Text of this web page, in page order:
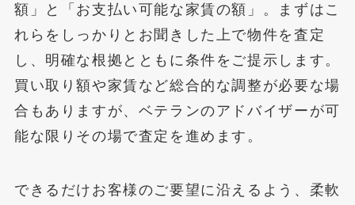
額」と「お支払い可能な家賃の額」。まずはこ
れらをしっかりとお聞きした上で物件を査定
し、明確な根拠とともに条件をご提示します。
買い取り額や家賃など総合的な調整が必要な場
合もありますが、ベテランのアドバイザーが可
能な限りその場で査定を進めます。
できるだけお客様のご要望に沿えるよう、柔軟